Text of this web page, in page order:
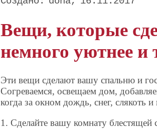
Вещи, которые
немного уютнее и
Эти вещи сделают вашу спальню и
Согреваемся, освещаем дом,
когда за окном дождь, снег, слякоть
1. Сделайте вашу комнату